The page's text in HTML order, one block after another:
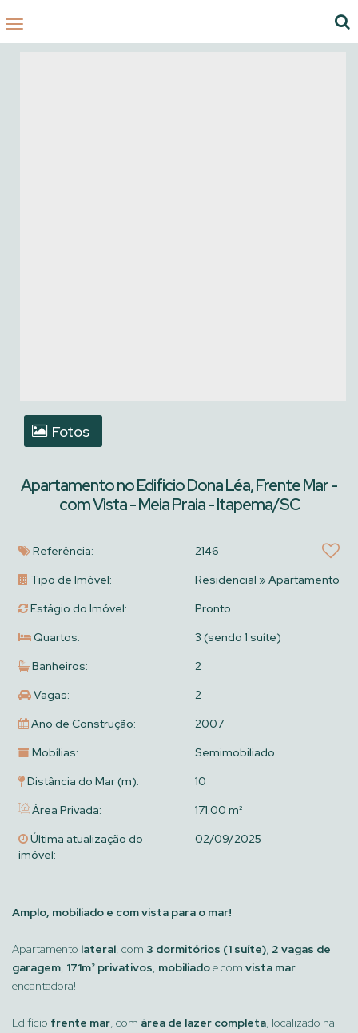
Fotos
Apartamento no Edificio Dona Léa, Frente Mar -
com Vista - Meia Praia - Itapema/SC
Referência:
2146
Tipo de Imóvel:
Residencial » Apartamento
Estágio do Imóvel:
Pronto
Quartos:
3 (sendo 1 suíte)
Banheiros:
2
Vagas:
2
Ano de Construção:
2007
Mobílias:
Semimobiliado
Distância do Mar (m):
10
Área Privada:
171.00 m²
Última atualização do
imóvel:
02/09/2025
Amplo, mobiliado e com vista para o mar!
Apartamento lateral, com 3 dormitórios (1 suíte), 2 vagas de
garagem, 171m² privativos, mobiliadoe com vista mar
encantadora!
Edifício frente mar, com área de lazer completa, localizado na